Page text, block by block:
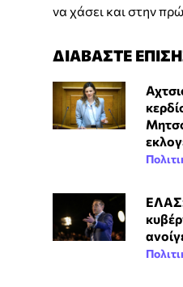
να χάσει και στην
ΔΙΑΒΑΣΤΕ